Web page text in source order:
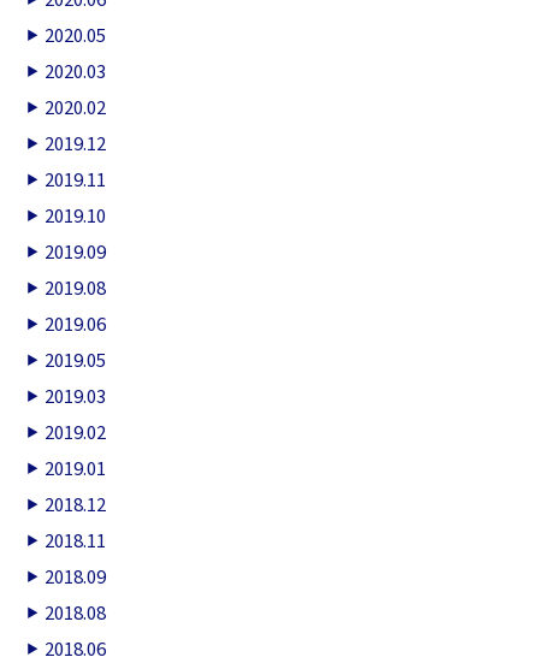
2020.05
2020.03
2020.02
2019.12
2019.11
2019.10
2019.09
2019.08
2019.06
2019.05
2019.03
2019.02
2019.01
2018.12
2018.11
2018.09
2018.08
2018.06